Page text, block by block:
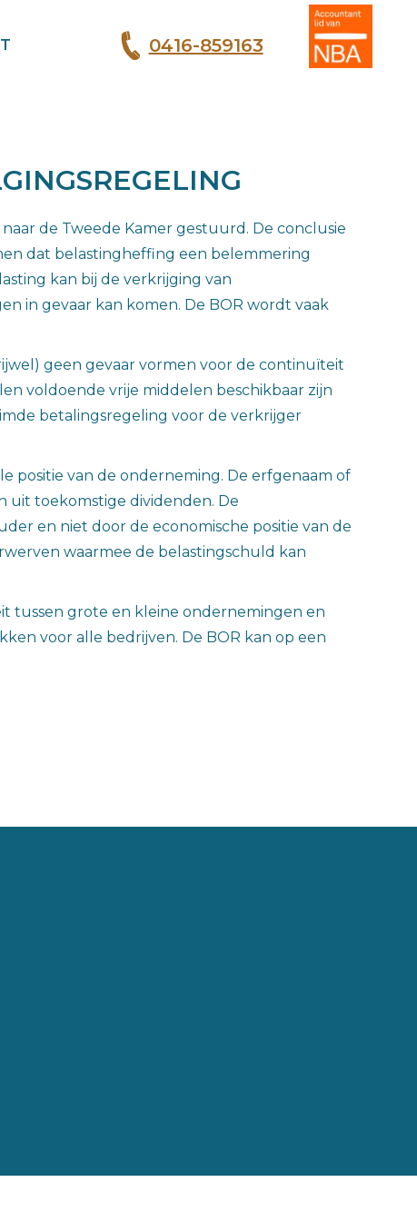
0416-859163
de Tweede Kamer gestuurd. De conclusie
dat belastingheffing een belemmering
kan bij de verkrijging van
in gevaar kan komen. De BOR wordt vaak
geen gevaar vormen voor de continuïteit
voldoende vrije middelen beschikbaar zijn
betalingsregeling voor de verkrijger
positie van de onderneming. De erfgenaam of
uit toekomstige dividenden. De
en niet door de economische positie van de
waarmee de belastingschuld kan
tussen grote en kleine ondernemingen en
voor alle bedrijven. De BOR kan op een